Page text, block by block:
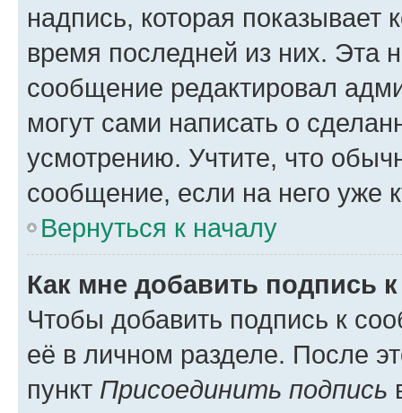
надпись, которая показывает
время последней из них. Эта
сообщение редактировал
могут сами написать о
усмотрению. Учтите, что
сообщение, если на него уже
Вернуться к началу
Как мне добавить подпись
Чтобы добавить подпись к
её в личном разделе. После
пункт Присоединить подпись